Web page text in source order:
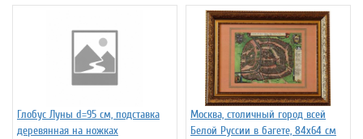
Глобус Луны d=95 см, подставка
деревянная на ножках
Москва, столичный город всей
Белой Руссии в багете, 84х64 см